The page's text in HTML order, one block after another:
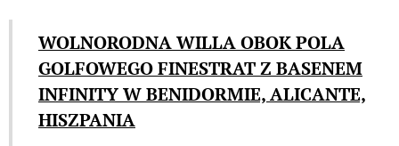
WOLNORODNA WILLA OBOK POLA
GOLFOWEGO FINESTRAT Z BASENEM
INFINITY W BENIDORMIE, ALICANTE,
HISZPANIA